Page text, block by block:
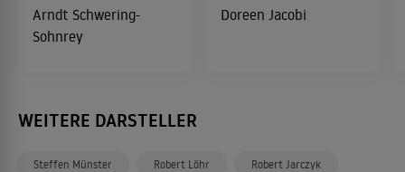
Arndt Schwering-
Sohnrey
Doreen Jacobi
WEITERE DARSTELLER
Steffen Münster Robert Löhr Robert Jarczyk